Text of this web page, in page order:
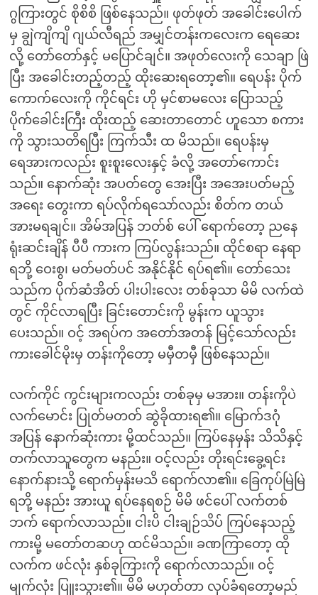
ဂွကြားတွင် စိုစိစိ ဖြစ်နေသည်။ ဖုတ်ဖုတ် အခေါင်းပေါက်
မှ ချွဲကျိကျိ ဂျယ်လီရည် အမျှင်တန်းကလေးက ရေဆေး
လို့ တော်တော်နှင့် မပြောင်ချင်။ အဖုတ်လေးကို သေချာ ဖြဲ
ပြီး အခေါင်းတည့်တည့် ထိုးဆေးရတော့၏။ ရေပန်း ပိုက်
ကောက်လေးကို ကိုင်ရင်း ဟို မှင်စာမလေး ပြောသည့်
ပိုက်ခေါင်းကြီး ထိုးထည့် ဆေးတာတောင် ဟူသော စကား
ကို သွားသတိရပြီး ကြက်သီး ထ မိသည်။ ရေပန်းမှ
ရေအားကလည်း စူးစူးလေးနှင့် ခံလို့ အတော်ကောင်း
သည်။ နောက်ဆုံး အပတ်တွေ အေးပြီး အအေးပတ်မည့်
အရေး တွေးကာ ရပ်လိုက်ရသော်လည်း စိတ်က တယ်
အားမရချင်။ အိမ်အပြန် ဘတ်စ် ပေါ် ရောက်တော့ ညနေ
ရုံးဆင်းချိန် ပီပီ ကားက ကြပ်လွန်းသည်။ ထိုင်စရာ နေရာ
ရဘို့ ဝေးစွ၊ မတ်မတ်ပင် အနိုင်နိုင် ရပ်ရ၏။ တော်သေး
သည်က ပိုက်ဆံအိတ် ပါးပါးလေး တစ်ခုသာ မိမိ လက်ထဲ
တွင် ကိုင်လာရပြီး ခြင်းတောင်းကို မွန်းက ယူသွား
ပေးသည်။ ဝင့် အရပ်က အတော်အတန် မြင့်သော်လည်း
ကားခေါင်မိုးမှ တန်းကိုတော့ မမှီတမှီ ဖြစ်နေသည်။
လက်ကိုင် ကွင်းများကလည်း တစ်ခုမှ မအား။ တန်းကိုပဲ
လက်မောင်း ပြုတ်မတတ် ဆွဲခိုထားရ၏။ မြောက်ဒဂုံ
အပြန် နောက်ဆုံးကား မို့ထင်သည်။ ကြပ်နေမှန်း သိသိနှင့်
တက်လာသူတွေက မနည်း။ ဝင့်လည်း တိုးရင်းခွေ့ရင်း
နောက်နားသို့ ရောက်မှန်းမသိ ရောက်လာ၏။ ခြေကုပ်မြဲမြဲ
ရဘို့ မနည်း အားယူ ရပ်နေရစဉ် မိမိ ဖင်ပေါ် လက်တစ်
ဘက် ရောက်လာသည်။ ငါးပိ ငါးချဉ်သိပ် ကြပ်နေသည့်
ကားမို့ မတော်တဆဟု ထင်မိသည်။ ခဏကြာတော့ ထို
လက်က ဖင်လုံး နှစ်ခုကြားကို ရောက်လာသည်။ ဝင့်
မျက်လုံး ပြူးသွား၏။ မိမိ မဟုတ်တာ လုပ်ခံရတော့မည်